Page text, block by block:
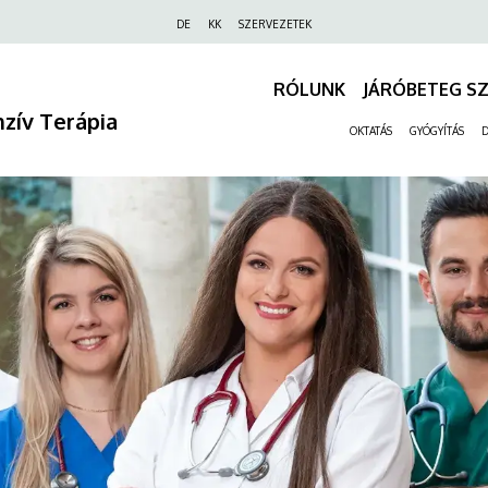
DE KK SZERVEZETEK
Terápia
RÓLUNK JÁRÓBETEG
OKTATÁS GYÓGYÍTÁS